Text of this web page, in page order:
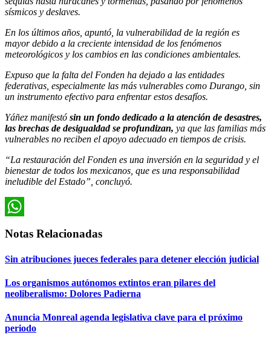
sísmicos y deslaves.
En los últimos años, apuntó, la vulnerabilidad de la región es
mayor debido a la creciente intensidad de los fenómenos
meteorológicos y los cambios en las condiciones ambientales.
Expuso que la falta del Fonden ha dejado a las entidades
federativas, especialmente las más vulnerables como Durango, sin
un instrumento efectivo para enfrentar estos desafíos.
Yáñez manifestó sin un fondo dedicado a la atención de desastres,
las brechas de desigualdad se profundizan, ya que las familias más
vulnerables no reciben el apoyo adecuado en tiempos de crisis.
“La restauración del Fonden es una inversión en la seguridad y el
bienestar de todos los mexicanos, que es una responsabilidad
ineludible del Estado”, concluyó.
Notas Relacionadas
Sin atribuciones jueces federales para detener elección judicial
Los organismos autónomos extintos eran pilares del
neoliberalismo: Dolores Padierna
Anuncia Monreal agenda legislativa clave para el próximo
periodo